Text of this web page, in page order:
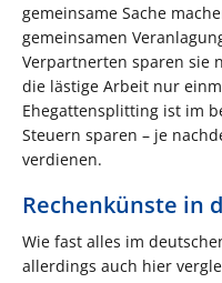
gemeinsame Sache
gemeinsamen
Verpartnerten sparen sie
die lästige Arbeit nur
Ehegattensplitting ist im
Steuern sparen – je
verdienen.
Rechenkünste in
Wie fast alles im
allerdings auch hier